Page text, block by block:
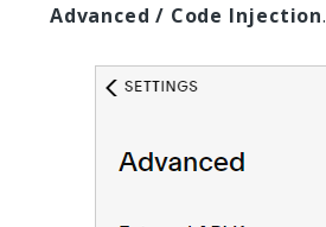
Advanced / Code Injection.